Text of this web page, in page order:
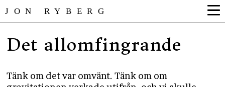
JON RYBERG
Det allomfingrande
Tänk om det var omvänt. Tänk om om